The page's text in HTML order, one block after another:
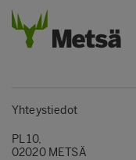
Yhteystiedot
PL 10,
02020 METSÄ